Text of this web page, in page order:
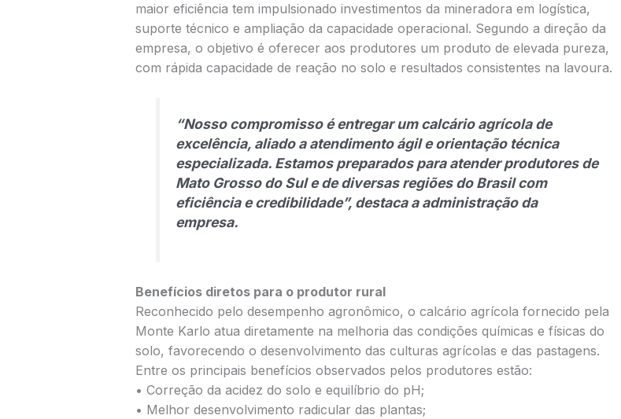
maior eficiência tem impulsionado investimentos da mineradora em logística,
suporte técnico e ampliação da capacidade operacional. Segundo a direção da
empresa, o objetivo é oferecer aos produtores um produto de elevada pureza,
com rápida capacidade de reação no solo e resultados consistentes na lavoura.
“Nosso compromisso é entregar um calcário agrícola de
excelência, aliado a atendimento ágil e orientação técnica
especializada. Estamos preparados para atender produtores de
Mato Grosso do Sul e de diversas regiões do Brasil com
eficiência e credibilidade”, destaca a administração da
empresa.
Benefícios diretos para o produtor rural
Reconhecido pelo desempenho agronômico, o calcário agrícola fornecido pela
Monte Karlo atua diretamente na melhoria das condições químicas e físicas do
solo, favorecendo o desenvolvimento das culturas agrícolas e das pastagens.
Entre os principais benefícios observados pelos produtores estão:
• Correção da acidez do solo e equilíbrio do pH;
• Melhor desenvolvimento radicular das plantas;